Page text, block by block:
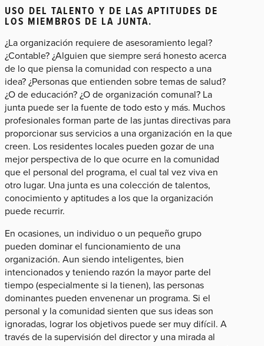
USO DEL TALENTO Y DE LAS APTITUDES DE
LOS MIEMBROS DE LA JUNTA.
¿La organización requiere de asesoramiento legal?
¿Contable? ¿Alguien que siempre será honesto acerca
de lo que piensa la comunidad con respecto a una
idea? ¿Personas que entienden sobre temas de salud?
¿O de educación? ¿O de organización comunal? La
junta puede ser la fuente de todo esto y más. Muchos
profesionales forman parte de las juntas directivas para
proporcionar sus servicios a una organización en la que
creen. Los residentes locales pueden gozar de una
mejor perspectiva de lo que ocurre en la comunidad
que el personal del programa, el cual tal vez viva en
otro lugar. Una junta es una colección de talentos,
conocimiento y aptitudes a los que la organización
puede recurrir.
En ocasiones, un individuo o un pequeño grupo
pueden dominar el funcionamiento de una
organización. Aun siendo inteligentes, bien
intencionados y teniendo razón la mayor parte del
tiempo (especialmente si la tienen), las personas
dominantes pueden envenenar un programa. Si el
personal y la comunidad sienten que sus ideas son
ignoradas, lograr los objetivos puede ser muy difícil. A
través de la supervisión del director y una mirada al